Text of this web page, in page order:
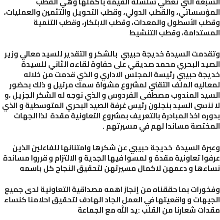
والقطب الدولي، وقطب التحويل والتثمين والعمليات،
الأسطول والمعدات، وقطب الابتكار، وقطب التنمية
وقطب التنشيط
السيدة خديجة حبيبي بالشكر و التقدير للسيد معالي وزير
البحري محمد صديقي على حفاوة لقاءه الثاني للسيدة
حبيبي رئيسة المجلس الاداري و الذي قدمت من خلاله
الملف التقني لمشروع مشواة سمك مرتيل و ذلك بحضور
المندوب مصطفى الفردوس و الذي نوجه له الشكر الجزيل ،و
السيد بنجلون رئيس غرفة الصيد البحري المتوسطية و الذي
اخذ المبادرة بالتعريف بمشروع التعاونية مقدة لذا الجهات
مساندا لهم في مسيرتهم .
السيدة خديجة حبيبي عن شكرها وامتنانها للفاعلين الذين
تعاونية مقدة و لمسوا فيها الجدية و الالتزام و قرروا مساندة
و دعمهن لاكمال مسيرتهن لتحقيق النجاح كل باسمه
بما حققناه من إنجاز اهمه مصداقية التعاونية لدى جميع
و واقعيتها في العمل الجاد الهادف لتحقيق احلامنا كنساء
شعارنا من القلب :يد الله مع الجماعة